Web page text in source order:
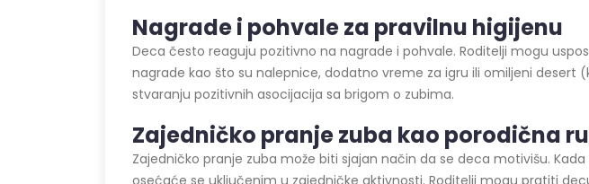
Nagrade i pohvale za pravilnu higijenu
Deca često reaguju pozitivno na nagrade i pohvale. Roditelji mogu
nagrade kao što su nalepnice, dodatno vreme za igru ili omiljeni desert
stvaranju pozitivnih asocijacija sa brigom o zubima.
Zajedničko pranje zuba kao porodična
Zajedničko pranje zuba može biti sjajan način da se deca motivišu.